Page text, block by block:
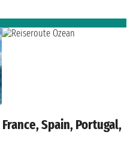
Spain, Portugal,